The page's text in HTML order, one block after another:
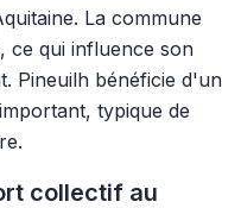
La commune
ce qui influence son
Pineuilh bénéficie d'un
typique de
collectif au